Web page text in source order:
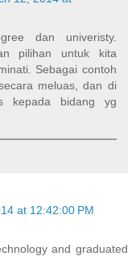
dan univeristy.
pilihan untuk kita
Sebagai contoh
meluas, dan di
kepada bidang yg
at 12:42:00 PM
and graduated